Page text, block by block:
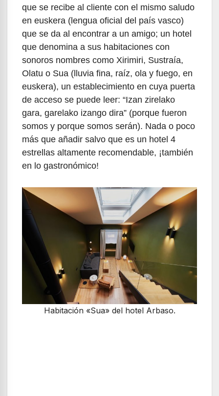
que se recibe al cliente con el mismo saludo
en euskera (lengua oficial del país vasco)
que se da al encontrar a un amigo; un hotel
que denomina a sus habitaciones con
sonoros nombres como Xirimiri, Sustraía,
Olatu o Sua (lluvia fina, raíz, ola y fuego, en
euskera), un establecimiento en cuya puerta
de acceso se puede leer: “Izan zirelako
gara, garelako izango dira” (porque fueron
somos y porque somos serán). Nada o poco
más que añadir salvo que es un hotel 4
estrellas altamente recomendable, ¡también
en lo gastronómico!
Habitación «Sua» del hotel Arbaso.